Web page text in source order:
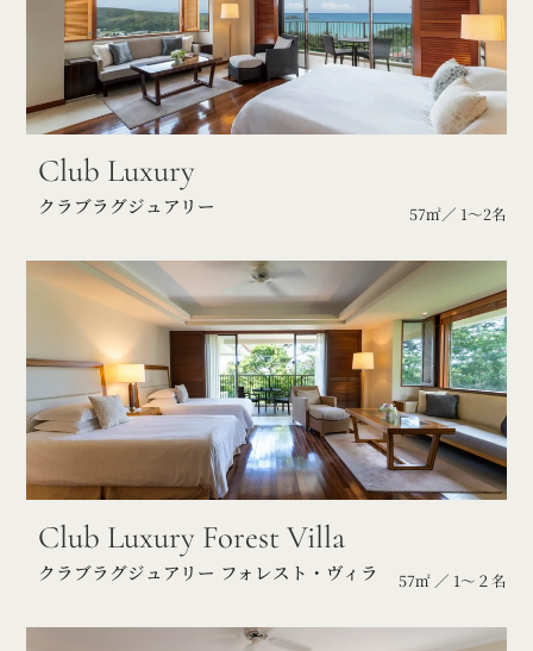
Club Luxury
クラブラグジュアリー 57㎡／ 1～2名
Club Luxury Forest Villa
クラブラグジュアリー フォレスト・ヴィラ 57㎡ ／ 1～２名